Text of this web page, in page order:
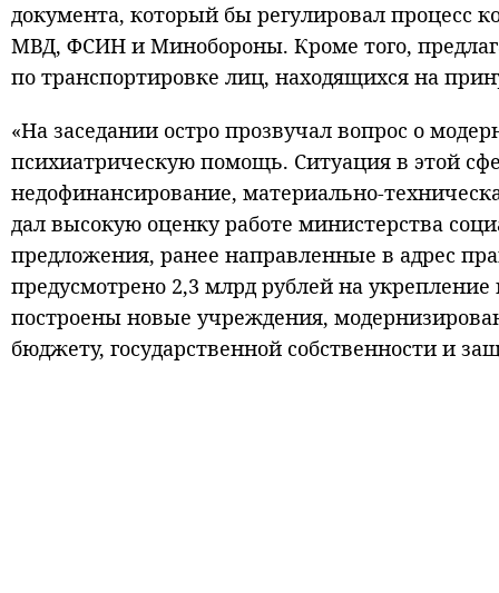
документа, который бы регулировал процесс
МВД, ФСИН и Минобороны. Кроме того,
по транспортировке лиц, находящихся на
«На заседании остро прозвучал вопрос о
психиатрическую помощь. Ситуация в этой
недофинансирование, материально-
дал высокую оценку работе министерства
предложения, ранее направленные в адрес
предусмотрено 2,3 млрд рублей на
построены новые учреждения,
бюджету, государственной собственности и